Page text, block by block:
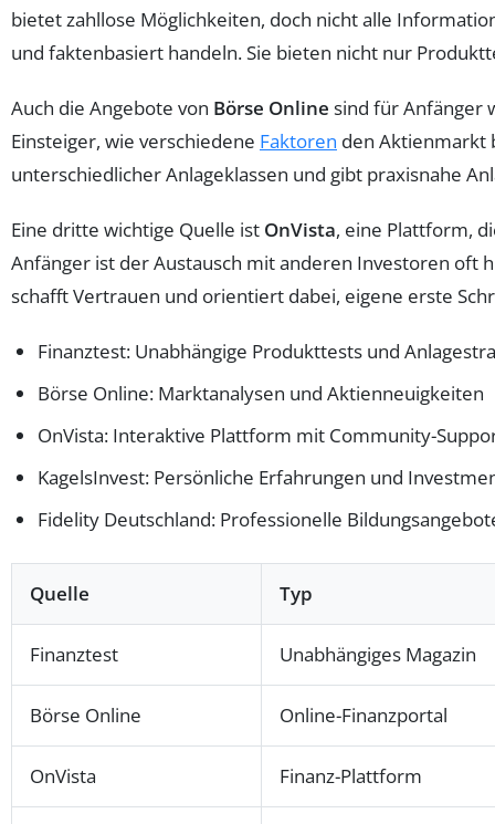
bietet zahllose Möglichkeiten, doch nicht alle
und faktenbasiert handeln. Sie bieten nicht nur
Auch die Angebote von Börse Online sind für Anfänger
Einsteiger, wie verschiedene Faktoren den Aktienmarkt
unterschiedlicher Anlageklassen und gibt praxisnahe
Eine dritte wichtige Quelle ist OnVista, eine Plattform,
Anfänger ist der Austausch mit anderen Investoren oft
schafft Vertrauen und orientiert dabei, eigene erste
Finanztest: Unabhängige Produkttests und
Börse Online: Marktanalysen und Aktienneuigkeiten
OnVista: Interaktive Plattform mit Community-
KagelsInvest: Persönliche Erfahrungen und
Fidelity Deutschland: Professionelle
Quelle Typ
Finanztest Unabhängiges Magazin
Börse Online Online-Finanzportal
OnVista Finanz-Plattform